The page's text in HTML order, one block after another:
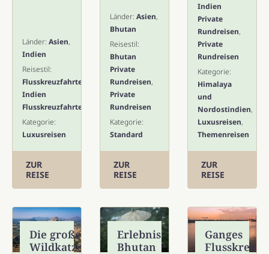
Länder: Asien,
Indien
Reisestil:
Flusskreuzfahrten
Indien
Flusskreuzfahrten
Kategorie:
Luxusreisen
ZUR
REISE
Länder: Asien,
Bhutan
Reisestil:
Bhutan
Private
Rundreisen,
Private
Rundreisen
Kategorie:
Standard
ZUR
REISE
Indien
Private
Rundreisen,
Private
Rundreisen
Kategorie:
Himalaya
und
Nordostindien,
Luxusreisen,
Themenreisen
ZUR
REISE
Die große
Wildkatzen
Erlebnis
Bhutan
Ganges